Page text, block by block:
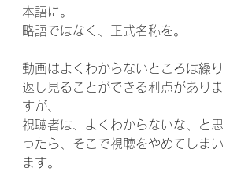
本語に。
略語ではなく、正式名称を。
動画はよくわからないところは繰り
返し見ることができる利点がありま
すが、
視聴者は、よくわからないな、と思
ったら、そこで視聴をやめてしまい
ます。